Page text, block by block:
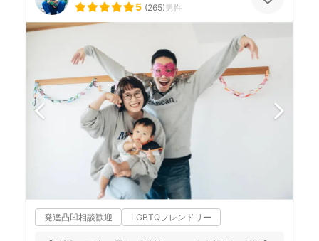
5 (265)男性
発達凸凹相談歓迎 LGBTQフレンドリー